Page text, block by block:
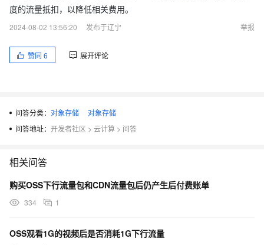
度的流量抵扣，以降低相关费用。
2024-08-02 13:56:20
发布于辽宁 举报
赞同 6 展开评论
问答分类： 对象存储
对象存储
问答地址： 开发者社区 > 云计算 > 问答
相关问答
购买OSS下行流量包和CDN流量包后仍产生后付费账单
334 1
OSS观看1G的视频后是否消耗1G下行流量